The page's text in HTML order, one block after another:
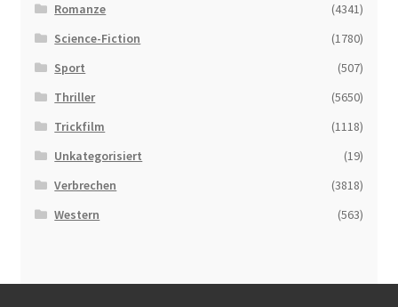
Romanze
(4341)
Science-Fiction
(1780)
Sport
(507)
Thriller
(5650)
Trickfilm
(1118)
Unkategorisiert
(19)
Verbrechen
(3818)
Western
(563)